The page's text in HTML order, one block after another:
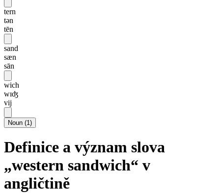
tern
tən
tēn
sand
sæn
sān
wich
wɪʤ
vij
Noun (1)
Definice a význam slova
„western sandwich“ v
angličtině